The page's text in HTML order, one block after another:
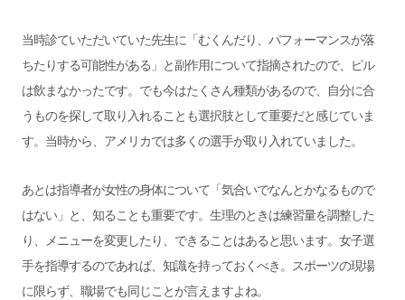
当時診ていただいていた先生に「むくんだり、パフォーマンスが落
ちたりする可能性がある」と副作用について指摘されたので、ピル
は飲まなかったです。でも今はたくさん種類があるので、自分に合
うものを探して取り入れることも選択肢として重要だと感じていま
す。当時から、アメリカでは多くの選手が取り入れていました。
あとは指導者が女性の身体について「気合いでなんとかなるもので
はない」と、知ることも重要です。生理のときは練習量を調整した
り、メニューを変更したり、できることはあると思います。女子選
手を指導するのであれば、知識を持っておくべき。スポーツの現場
に限らず、職場でも同じことが言えますよね。